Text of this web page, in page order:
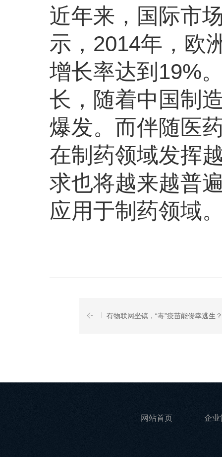
近年来，国际市
示，2014年，欧
增长率达到19%
长，随着中国制
爆发。而伴随医
在制药领域发挥
求也将越来越普
应用于制药领域
有物联网坐镇，“毒”疫苗能侥幸逃生？
网站首页 企业